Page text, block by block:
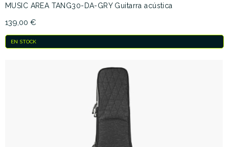
MUSIC AREA TANG30-DA-GRY Guitarra acústica
139,00 €
EN STOCK